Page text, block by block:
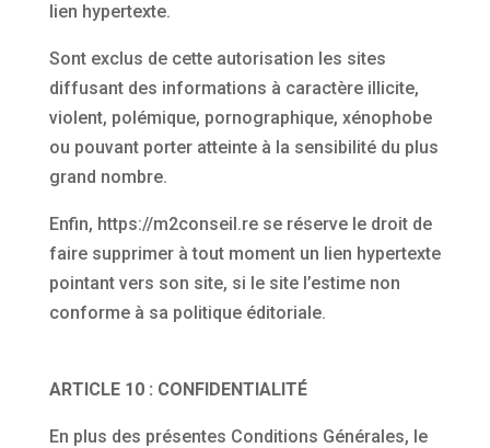
lien hypertexte.
Sont exclus de cette autorisation les sites
diffusant des informations à caractère illicite,
violent, polémique, pornographique, xénophobe
ou pouvant porter atteinte à la sensibilité du plus
grand nombre.
Enfin, https://m2conseil.re se réserve le droit de
faire supprimer à tout moment un lien hypertexte
pointant vers son site, si le site l’estime non
conforme à sa politique éditoriale.
ARTICLE 10 : CONFIDENTIALITÉ
En plus des présentes Conditions Générales, le